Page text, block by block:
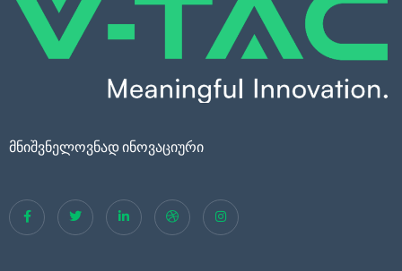
მნიშვნელოვნად ინოვაციური